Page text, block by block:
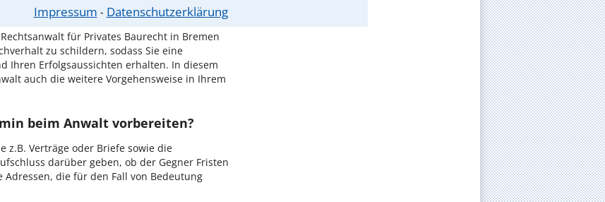
Impressum ⁃ Datenschutzerklärung
in Bremen?
für Privates Baurecht in Bremen
zu schildern, sodass Sie eine
Ihren Erfolgsaussichten erhalten. In diesem
auch die weitere Vorgehensweise in Ihrem
beim Anwalt vorbereiten?
z.B. Verträge oder Briefe sowie die
darüber geben, ob der Gegner Fristen
die für den Fall von Bedeutung